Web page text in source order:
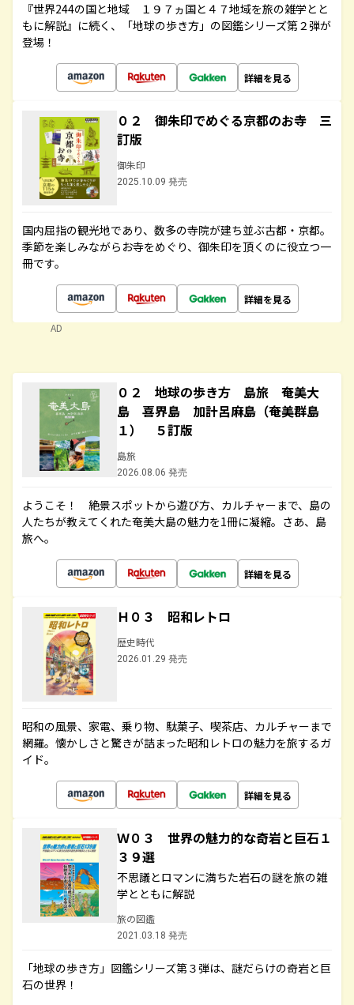
『世界244の国と地域 １９７ヵ国と４７地域を旅の雑学とと
もに解説』に続く、「地球の歩き方」の図鑑シリーズ第２弾が
登場！
詳細を見る
０２ 御朱印でめぐる京都のお寺 三
訂版
御朱印
2025.10.09 発売
国内屈指の観光地であり、数多の寺院が建ち並ぶ古都・京都。
季節を楽しみながらお寺をめぐり、御朱印を頂くのに役立つ一
冊です。
詳細を見る
AD
０２ 地球の歩き方 島旅 奄美大
島 喜界島 加計呂麻島（奄美群島
１） ５訂版
島旅
2026.08.06 発売
ようこそ！ 絶景スポットから遊び方、カルチャーまで、島の
人たちが教えてくれた奄美大島の魅力を1冊に凝縮。さあ、島
旅へ。
詳細を見る
Ｈ０３ 昭和レトロ
歴史時代
2026.01.29 発売
昭和の風景、家電、乗り物、駄菓子、喫茶店、カルチャーまで
網羅。懐かしさと驚きが詰まった昭和レトロの魅力を旅するガ
イド。
詳細を見る
Ｗ０３ 世界の魅力的な奇岩と巨石１
３９選
不思議とロマンに満ちた岩石の謎を旅の雑
学とともに解説
旅の図鑑
2021.03.18 発売
「地球の歩き方」図鑑シリーズ第３弾は、謎だらけの奇岩と巨
石の世界！